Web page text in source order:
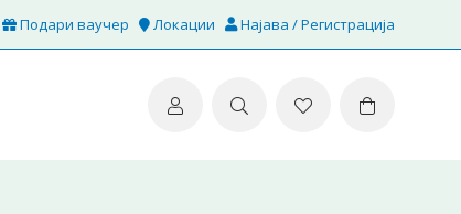
Подари ваучер Локации Најава / Регистрација